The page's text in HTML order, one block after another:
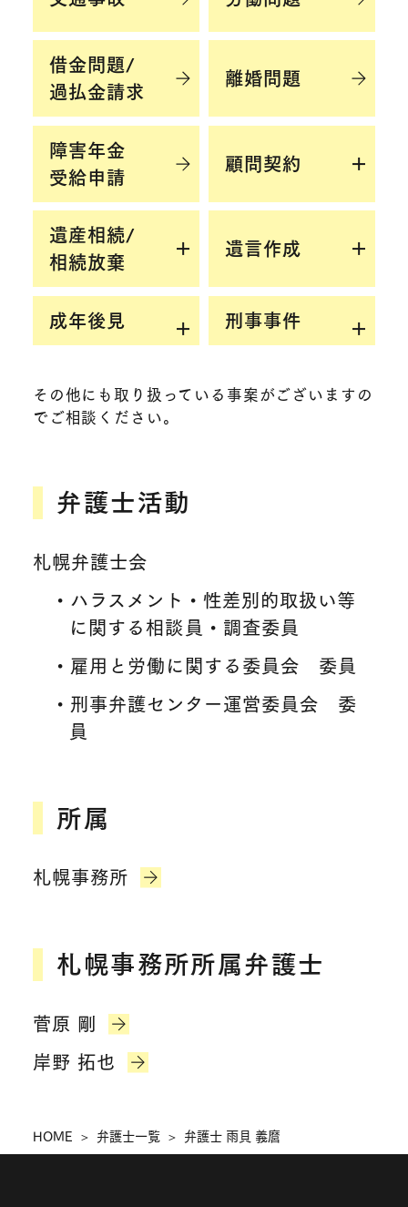
借金問題/
過払金請求
離婚問題
障害年金
受給申請
顧問契約​
遺産相続/
相続放棄
遺言作成​
成年後見 刑事事件
その他にも取り扱っている事案がございますの
でご相談ください。​
弁護士活動
札幌弁護士会
・ハラスメント・性差別的取扱い等
に関する相談員・調査委員
・雇用と労働に関する委員会 委員
・刑事弁護センター運営委員会 委
員
所属
札幌事務所
札幌事務所所属弁護士​
菅原 剛
岸野 拓也
HOME 弁護士一覧 弁護士 雨貝 義麿